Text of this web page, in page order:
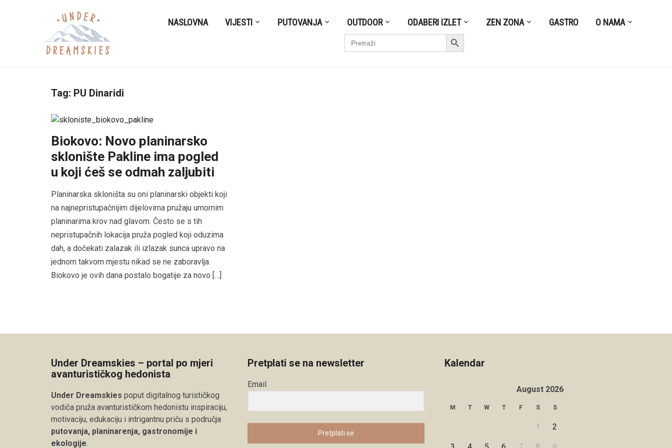
NASLOVNA VIJESTI PUTOVANJA OUTDOOR ODABERI IZLET ZEN ZONA GASTRO O NAMA
Search
for:
Search Button
Tag: PU Dinaridi
Biokovo: Novo planinarsko
sklonište Pakline ima pogled
u koji ćeš se odmah zaljubiti
Planinarska skloništa su oni planinarski objekti koji
na najnepristupačnijim dijelovima pružaju umornim
planinarima krov nad glavom. Često se s tih
nepristupačnih lokacija pruža pogled koji oduzima
dah, a dočekati zalazak ili izlazak sunca upravo na
jednom takvom mjestu nikad se ne zaboravlja.
Biokovo je ovih dana postalo bogatije za novo […]
Under Dreamskies – portal po mjeri
avanturističkog hedonista
Under Dreamskies poput digitalnog turističkog
vodiča pruža avanturističkom hedonistu inspiraciju,
motivaciju, edukaciju i intrigantnu priču s područja
putovanja, planinarenja, gastronomije i
ekologije.
Pretplati se na newsletter
Email
Pretplati se
Kalendar
August 2026
M T W T F S S
1 2